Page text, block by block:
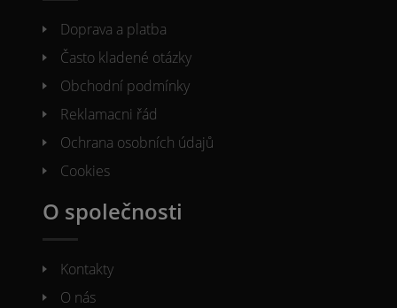
Doprava a platba
Často kladené otázky
Obchodní podmínky
Reklamacni řád
Ochrana osobních údajů
Cookies
O společnosti
Kontakty
O nás